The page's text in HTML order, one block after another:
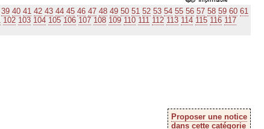
39 40 41 42 43 44 45 46 47 48 49 50 51 52 53 54 55 56 57 58 59 60 61
102 103 104 105 106 107 108 109 110 111 112 113 114 115 116 117
Proposer une notice
dans cette catégorie